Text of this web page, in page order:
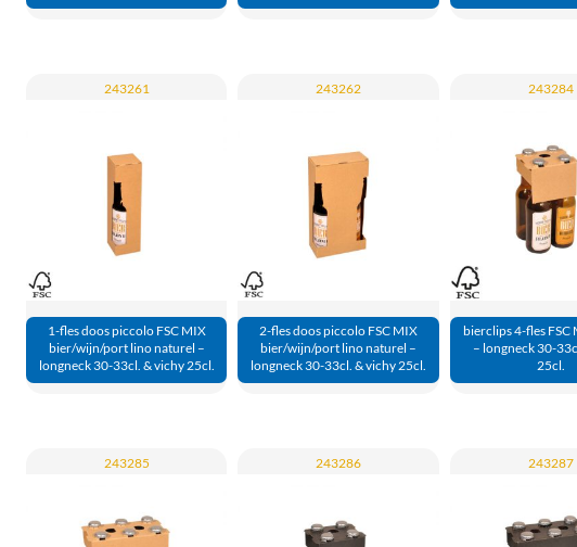
243261
1-fles doos piccolo FSC MIX
bier/wijn/port lino naturel –
longneck 30-33cl. & vichy 25cl.
243262
2-fles doos piccolo FSC MIX
bier/wijn/port lino naturel –
longneck 30-33cl. & vichy 25cl.
243284
bierclips 4-fles FSC
– longneck 30-
25cl.
243285 243286 243287